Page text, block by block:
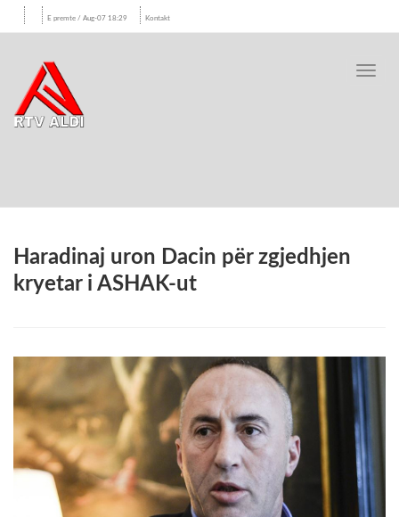
E premte / Aug-07 18:29 Kontakt
Haradinaj uron Dacin për zgjedhjen
kryetar i ASHAK-ut